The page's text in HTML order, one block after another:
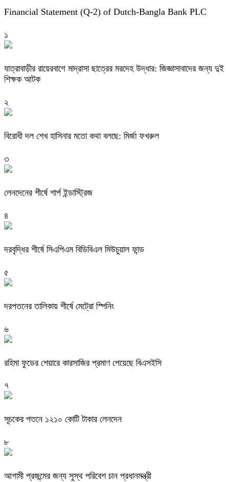
Financial Statement (Q-2) of Dutch-Bangla Bank PLC
১
যাত্রাবাড়ীর রায়েরবাগে মাদ্রাসা ছাত্রের মরদেহ উদ্ধার: জিজ্ঞাসাবাদের জন্য দুই
শিক্ষক আটক
২
বিরোধী দল শেখ হাসিনার মতো কথা বলছে: মির্জা ফখরুল
৩
লেনদেনের শীর্ষে শার্প ইন্ডাস্ট্রিজ
৪
দরবৃদ্ধির শীর্ষে সিএপিএম বিডিবিএল মিউচুয়াল ফান্ড
৫
দরপতনের তালিকায় শীর্ষে মেট্রো স্পিনিং
৬
রহিমা ফুডের শেয়ারে কারসাজির প্রমাণ পেয়েছে বিএসইসি
৭
সূচকের পতনে ১২১০ কোটি টাকার লেনদেন
৮
আগামী প্রজন্মের জন্য সুস্থ পরিবেশ চান প্রধানমন্ত্রী